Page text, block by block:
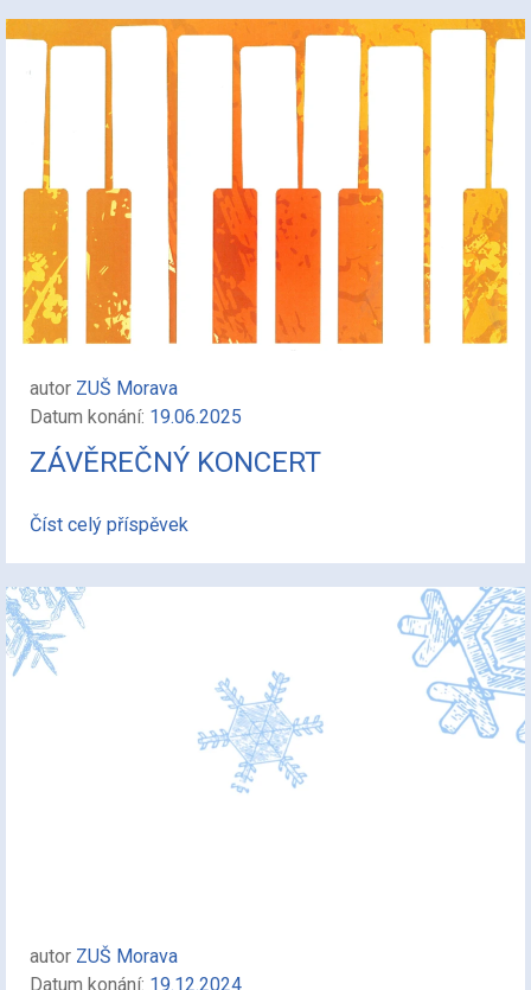
autor ZUŠ Morava
Datum konání: 19.06.2025
ZÁVĚREČNÝ KONCERT
Číst celý příspěvek
autor ZUŠ Morava
Datum konání: 19.12.2024